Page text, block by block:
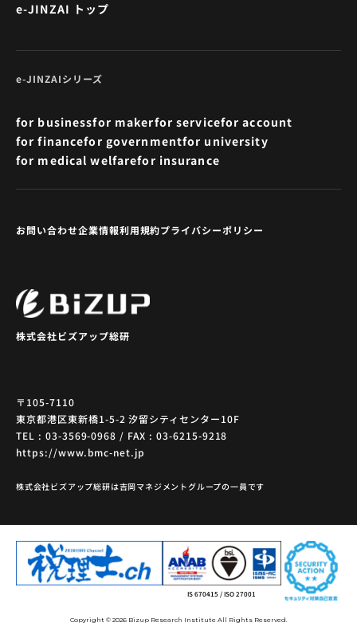
株式会社ビズアップ総研
〒105-7110
東京都港区東新橋1-5-2 汐留シティセンター10F
TEL : 03-3569-0968 / FAX : 03-6215-9218
https://www.bmc-net.jp
株式会社ビズアップ総研は吉岡マネジメントグループの一員です
e-JINZAI トップ
e-JINZAIシリーズ
for businessfor makerfor servicefor account
for financefor governmentfor university
for medical welfarefor insurance
お問い合わせ企業情報利用規約プライバシーポリシー
Copyright © 2026 Bizup Research Institute All Rights Reserved.
IS 670415 / ISO 27001